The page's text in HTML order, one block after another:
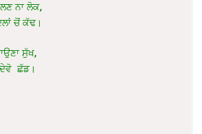
ਨਾ ਲੋਕ,
ਚੋਂ ਕੱਢ।
ਸੁੱਖ,
ਛੱਡ।